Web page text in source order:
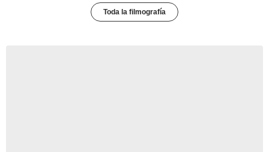
Toda la filmografía